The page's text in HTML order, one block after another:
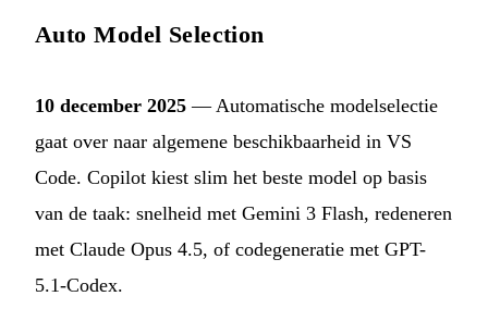
Auto Model Selection
10 december 2025 — Automatische modelselectie
gaat over naar algemene beschikbaarheid in VS
Code. Copilot kiest slim het beste model op basis
van de taak: snelheid met Gemini 3 Flash, redeneren
met Claude Opus 4.5, of codegeneratie met GPT-
5.1-Codex.